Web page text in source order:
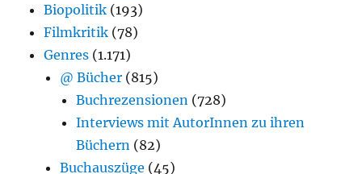
Biopolitik (193)
Filmkritik (78)
Genres (1.171)
@ Bücher (815)
Buchrezensionen (728)
Interviews mit AutorInnen zu ihren
Büchern (82)
Buchauszüge (45)